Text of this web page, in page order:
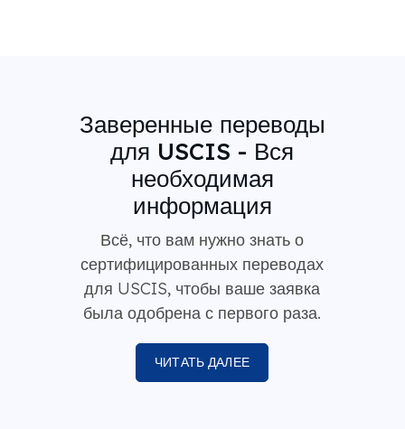
Заверенные переводы
для USCIS - Вся
необходимая
информация
Всё, что вам нужно знать о
сертифицированных переводах
для USCIS, чтобы ваше заявка
была одобрена с первого раза.
ЧИТАТЬ ДАЛЕЕ